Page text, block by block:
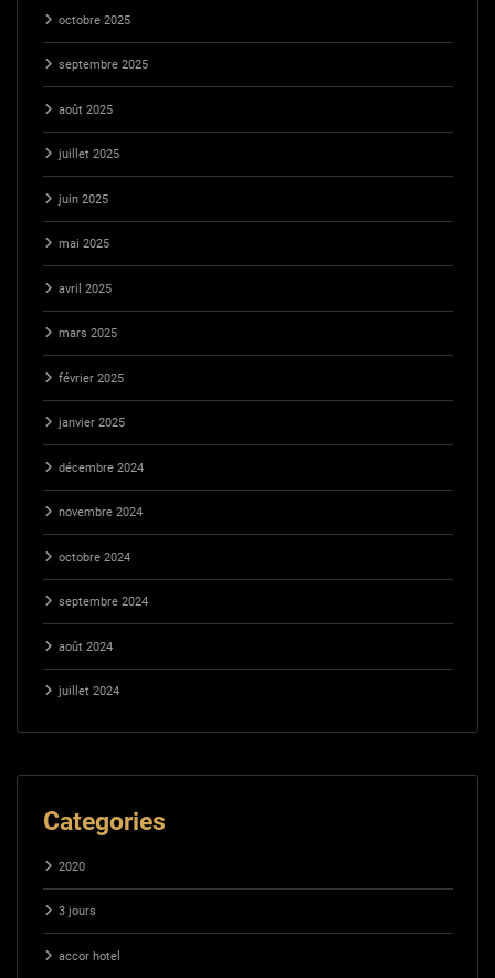
octobre 2025
septembre 2025
août 2025
juillet 2025
juin 2025
mai 2025
avril 2025
mars 2025
février 2025
janvier 2025
décembre 2024
novembre 2024
octobre 2024
septembre 2024
août 2024
juillet 2024
Categories
2020
3 jours
accor hotel